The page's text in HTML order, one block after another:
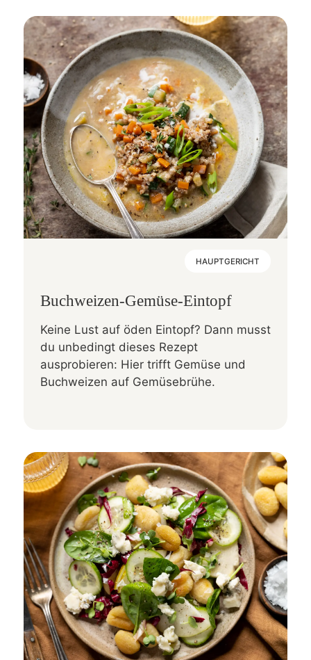
HAUPTGERICHT
Buchweizen-Gemüse-Eintopf
Keine Lust auf öden Eintopf? Dann musst
du unbedingt dieses Rezept
ausprobieren: Hier trifft Gemüse und
Buchweizen auf Gemüsebrühe.